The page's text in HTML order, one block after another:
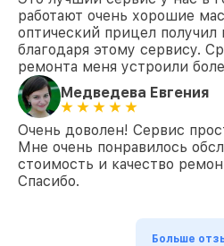
работают очень хорошие
оптический прицел
благодаря этому сервису.
ремонта меня устроили
Медведева Евгения
Очень доволен! Сервис
Мне очень понравилось
стоимость и качество
Спасибо.
Больше